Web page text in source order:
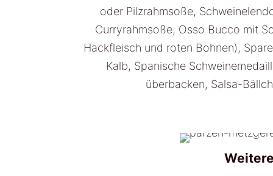
oder Pilzrahmsoße,
Curryrahmsoße, Osso Bucco mit
Hackfleisch und roten Bohnen),
Kalb, Spanische
überbacken, Salsa-